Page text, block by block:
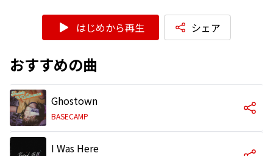
はじめから再生 シェア
おすすめの曲
Ghostown
BASECAMP
I Was Here